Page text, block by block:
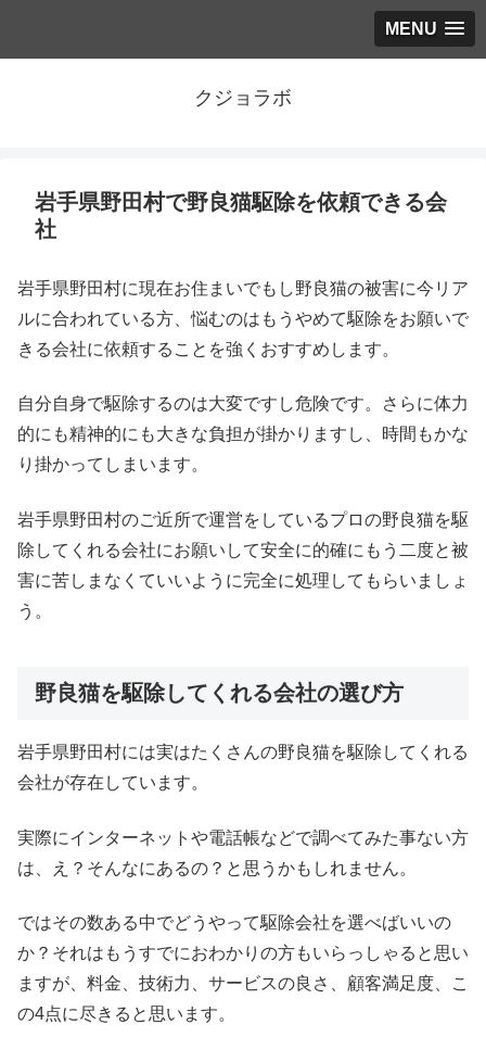
MENU
クジョラボ
岩手県野田村で野良猫駆除を依頼できる会
社
岩手県野田村に現在お住まいでもし野良猫の被害に今リア
ルに合われている方、悩むのはもうやめて駆除をお願いで
きる会社に依頼することを強くおすすめします。
自分自身で駆除するのは大変ですし危険です。さらに体力
的にも精神的にも大きな負担が掛かりますし、時間もかな
り掛かってしまいます。
岩手県野田村のご近所で運営をしているプロの野良猫を駆
除してくれる会社にお願いして安全に的確にもう二度と被
害に苦しまなくていいように完全に処理してもらいましょ
う。
野良猫を駆除してくれる会社の選び方
岩手県野田村には実はたくさんの野良猫を駆除してくれる
会社が存在しています。
実際にインターネットや電話帳などで調べてみた事ない方
は、え？そんなにあるの？と思うかもしれません。
ではその数ある中でどうやって駆除会社を選べばいいの
か？それはもうすでにおわかりの方もいらっしゃると思い
ますが、料金、技術力、サービスの良さ、顧客満足度、こ
の4点に尽きると思います。